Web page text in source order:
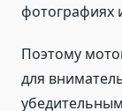
фотографиях
Поэтому
для